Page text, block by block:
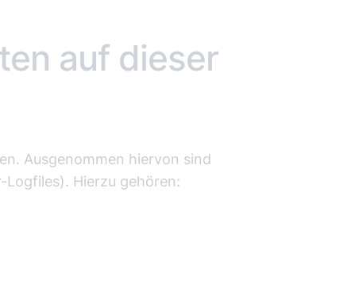
auf dieser
Ausgenommen hiervon sind
Hierzu gehören: